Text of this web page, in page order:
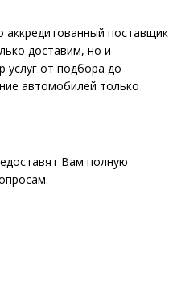
аккредитованный поставщик
доставим, но и
услуг от подбора до
автомобилей только
Вам полную